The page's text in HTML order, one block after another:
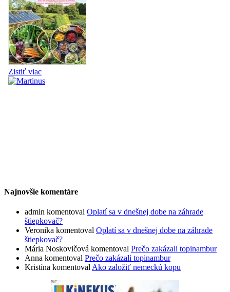
Najnovšie komentáre
admin komentoval Oplatí sa v dnešnej dobe na záhrade
štiepkovač?
Veronika komentoval Oplatí sa v dnešnej dobe na záhrade
štiepkovač?
Mária Noskovičová komentoval Prečo zakázali topinambur
Anna komentoval Prečo zakázali topinambur
Kristína komentoval Ako založiť nemeckú kopu